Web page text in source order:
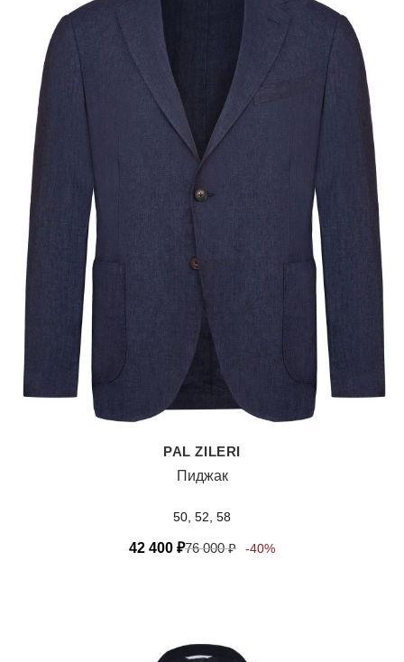
PAL ZILERI
Пиджак
50, 52, 58
42 400 ₽76 000₽ -40%